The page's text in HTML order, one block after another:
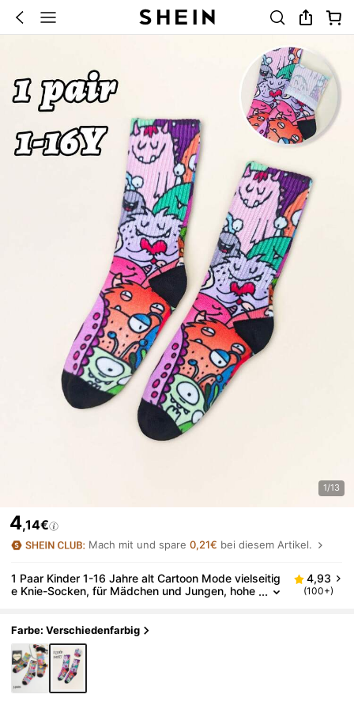
1/13
4,14€
Mach mit und spare0,21€ bei diesem Artikel.
1 Paar Kinder 1-16 Jahre alt Cartoon Mode vielseitig
e Knie-Socken, für Mädchen und Jungen, hohe
4,93
(100+)
Farbe: Verschiedenfarbig